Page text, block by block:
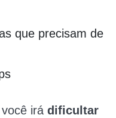
que precisam de
irá dificultar